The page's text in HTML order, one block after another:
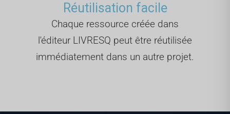
Réutilisation facile
Chaque ressource créée dans
l'éditeur LIVRESQ peut être réutilisée
immédiatement dans un autre projet.